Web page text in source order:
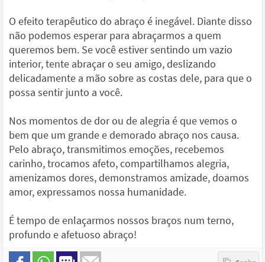
O efeito terapêutico do abraço é inegável. Diante disso
não podemos esperar para abraçarmos a quem
queremos bem. Se você estiver sentindo um vazio
interior, tente abraçar o seu amigo, deslizando
delicadamente a mão sobre as costas dele, para que o
possa sentir junto a você.
Nos momentos de dor ou de alegria é que vemos o
bem que um grande e demorado abraço nos causa.
Pelo abraço, transmitimos emoções, recebemos
carinho, trocamos afeto, compartilhamos alegria,
amenizamos dores, demonstramos amizade, doamos
amor, expressamos nossa humanidade.
É tempo de enlaçarmos nossos braços num terno,
profundo e afetuoso abraço!